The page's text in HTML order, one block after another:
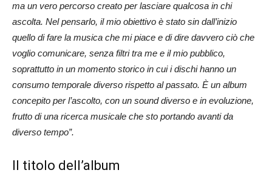
ma un vero percorso creato per lasciare qualcosa in chi
ascolta. Nel pensarlo, il mio obiettivo è stato sin dall’inizio
quello di fare la musica che mi piace e di dire davvero ciò che
voglio comunicare, senza filtri tra me e il mio pubblico,
soprattutto in un momento storico in cui i dischi hanno un
consumo temporale diverso rispetto al passato. È un album
concepito per l’ascolto, con un sound diverso e in evoluzione,
frutto di una ricerca musicale che sto portando avanti da
diverso tempo”.
Il titolo dell’album